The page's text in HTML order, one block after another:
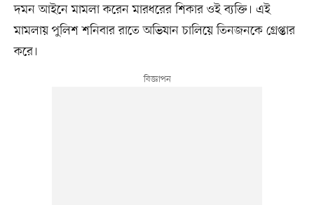
দমন আইনে মামলা করেন মারধরের শিকার ওই ব্যক্তি। এই
মামলায় পুলিশ শনিবার রাতে অভিযান চালিয়ে তিনজনকে গ্রেপ্তার
করে।